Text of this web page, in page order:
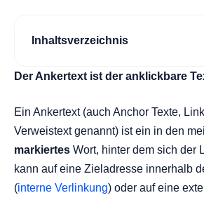
Inhaltsverzeichnis
Wie relevant sind Ankertexte für
Der Ankertext ist der anklickbare
Ein Ankertext (auch Anchor Texte,
Verweistext genannt) ist ein in den
markiertes Wort, hinter dem sich der
kann auf eine Zieladresse innerhalb
(interne Verlinkung) oder auf eine